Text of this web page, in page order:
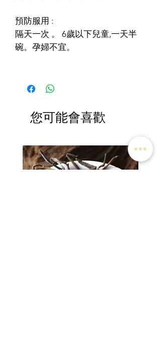
預防服用 :
隔天一次 。 6歲以下兒童,一天半
碗。孕婦不宜。
您可能會喜歡
滿3